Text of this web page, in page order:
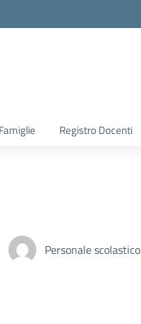
Registro Docenti
Personale scolastico